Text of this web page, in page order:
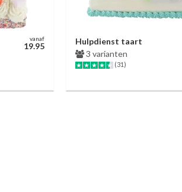
vanaf
19.95
Hulpdienst taart
3 varianten
(31)